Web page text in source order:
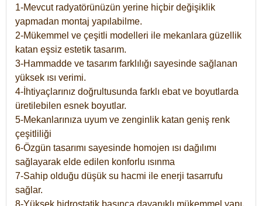
1-Mevcut radyatörünüzün yerine hiçbir değişiklik
yapmadan montaj yapılabilme.
2-Mükemmel ve çeşitli modelleri ile mekanlara güzellik
katan eşsiz estetik tasarım.
3-Hammadde ve tasarım farklılığı sayesinde sağlanan
yüksek ısı verimi.
4-İhtiyaçlarınız doğrultusunda farklı ebat ve boyutlarda
üretilebilen esnek boyutlar.
5-Mekanlarınıza uyum ve zenginlik katan geniş renk
çeşitliliği
6-Özgün tasarımı sayesinde homojen ısı dağılımı
sağlayarak elde edilen konforlu ısınma
7-Sahip olduğu düşük su hacmi ile enerji tasarrufu
sağlar.
8-Yüksek hidrostatik basınca dayanıklı mükemmel yapı.